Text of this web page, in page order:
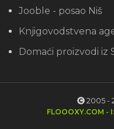
Jooble - posao Niš
Knjigovodstvena
Domaći proizvodi iz
2005 -
FLOOOXY.COM